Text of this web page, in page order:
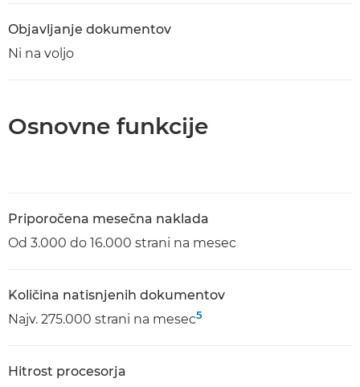
Objavljanje dokumentov
Ni na voljo
Osnovne funkcije
Priporočena mesečna naklada
Od 3.000 do 16.000 strani na mesec
Količina natisnjenih dokumentov
Najv. 275.000 strani na mesec5
Hitrost procesorja